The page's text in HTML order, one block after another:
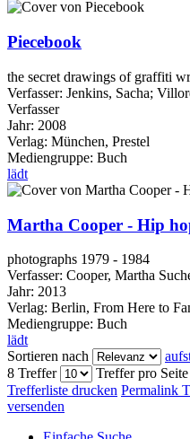
Piecebook
the secret drawings of graffiti
Verfasser: Jenkins, Sacha;
Verfasser
Jahr: 2008
Verlag: München, Prestel
Mediengruppe: Buch
lädt
Martha Cooper - Hip
photographs 1979 - 1984
Verfasser: Cooper, Martha
Jahr: 2013
Verlag: Berlin, From Here to
Mediengruppe: Buch
lädt
Sortieren nach
8 Treffer
Treffer pro Seite
Trefferliste drucken Permalink
versenden